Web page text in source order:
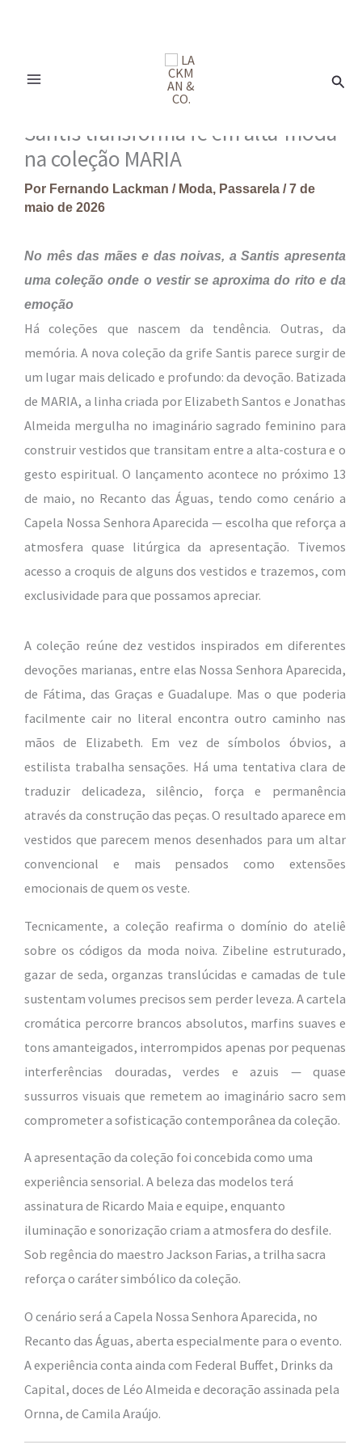
Santis transforma fé em alta-moda
na coleção MARIA
Por Fernando Lackman / Moda, Passarela /7 de
maio de 2026
No mês das mães e das noivas, a Santis apresenta
uma coleção onde o vestir se aproxima do rito e da
emoção
Há coleções que nascem da tendência. Outras, da
memória. A nova coleção da grife Santis parece surgir de
um lugar mais delicado e profundo: da devoção. Batizada
de MARIA, a linha criada por Elizabeth Santos eJonathas
Almeida mergulha no imaginário sagrado feminino para
construir vestidos que transitam entre a alta-costura e o
gesto espiritual. O lançamento acontece no próximo 13
de maio, no Recanto das Águas, tendo como cenário a
Capela Nossa Senhora Aparecida — escolha que reforça a
atmosfera quase litúrgica da apresentação. Tivemos
acesso a croquis de alguns dos vestidos e trazemos, com
exclusividade para que possamos apreciar.
A coleção reúne dez vestidos inspirados em diferentes
devoções marianas, entre elas Nossa Senhora Aparecida,
de Fátima, das Graças e Guadalupe. Mas o que poderia
facilmente cair no literal encontra outro caminho nas
mãos de Elizabeth. Em vez de símbolos óbvios, a
estilista trabalha sensações. Há uma tentativa clara de
traduzir delicadeza, silêncio, força e permanência
através da construção das peças. O resultado aparece em
vestidos que parecem menos desenhados para um altar
convencional e mais pensados como extensões
emocionais de quem os veste.
Tecnicamente, a coleção reafirma o domínio do ateliê
sobre os códigos da moda noiva. Zibeline estruturado,
gazar de seda, organzas translúcidas e camadas de tule
sustentam volumes precisos sem perder leveza. A cartela
cromática percorre brancos absolutos, marfins suaves e
tons amanteigados, interrompidos apenas por pequenas
interferências douradas, verdes e azuis — quase
sussurros visuais que remetem ao imaginário sacro sem
comprometer a sofisticação contemporânea da coleção.
A apresentação da coleção foi concebida como uma
experiência sensorial. A beleza das modelos terá
assinatura de Ricardo Maia e equipe, enquanto
iluminação e sonorização criam a atmosfera do desfile.
Sob regência do maestro Jackson Farias, a trilha sacra
reforça o caráter simbólico da coleção.
O cenário será a Capela Nossa Senhora Aparecida, no
Recanto das Águas, aberta especialmente para o evento.
A experiência conta ainda com Federal Buffet, Drinks da
Capital, doces de Léo Almeida e decoração assinada pela
Ornna, de Camila Araújo.